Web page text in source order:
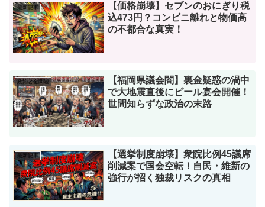
最新記事
【価格崩壊】セブンのおにぎり税
込473円？コンビニ離れと物価高
の不都合な真実！
政治と金問題
【福岡県議会闇】裏金疑惑の渦中
で大地震直後にビール宴会開催！
世間知らずな政治の末路
最新記事
【選挙制度崩壊】衆院比例45議席
削減案で国会空転！自民・維新の
強行が招く独裁リスクの真相